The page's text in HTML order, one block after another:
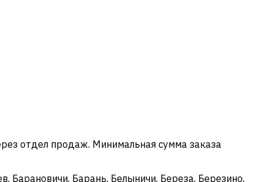
отдел продаж. Минимальная сумма заказа
Барановичи, Барань, Белыничи, Береза, Березино,